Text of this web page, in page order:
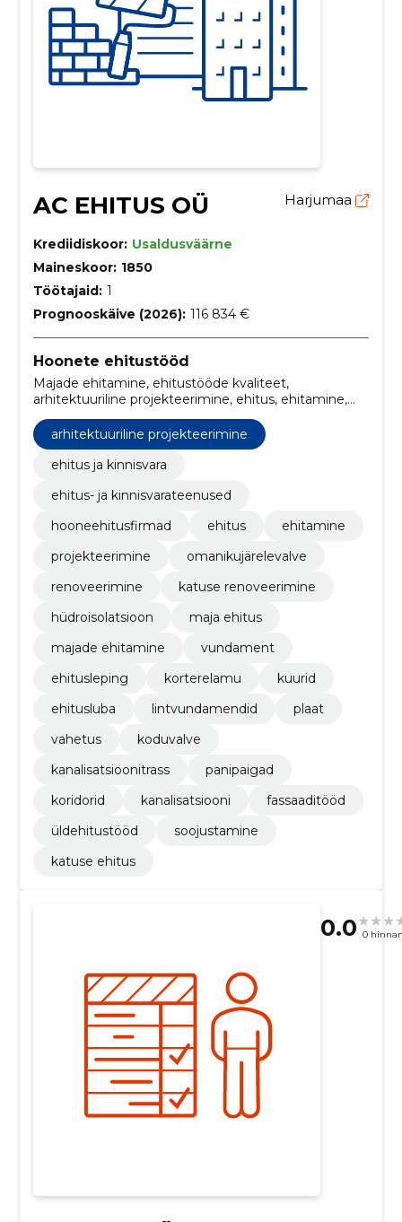
AC EHITUS OÜ Harjumaa
Krediidiskoor: Usaldusväärne
Maineskoor: 1850
Töötajaid: 1
Prognooskäive (2026): 116 834 €
Hoonete ehitustööd
Majade ehitamine, ehitustööde kvaliteet,
arhitektuuriline projekteerimine, ehitus, ehitamine,
Projekteerimine, Omanikujärelevalve, renoveerimine,
katuse renoveerimine, hüdroisolatsioon
arhitektuuriline projekteerimine
ehitus ja kinnisvara
ehitus- ja kinnisvarateenused
hooneehitusfirmad
ehitus
ehitamine
projekteerimine
omanikujärelevalve
renoveerimine
katuse renoveerimine
hüdroisolatsioon
maja ehitus
majade ehitamine
vundament
ehitusleping
korterelamu
kuurid
ehitusluba
lintvundamendid
plaat
vahetus
koduvalve
kanalisatsioonitrass
panipaigad
koridorid
kanalisatsiooni
fassaaditööd
üldehitustööd
soojustamine
katuse ehitus
0.0 0